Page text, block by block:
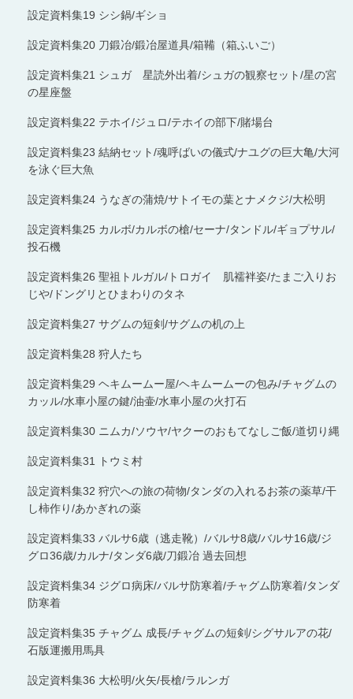
設定資料集19 シシ鍋/ギショ
設定資料集20 刀鍛冶/鍛冶屋道具/箱鞴（箱ふいご）
設定資料集21 シュガ 星読外出着/シュガの観察セット/星の宮
の星座盤
設定資料集22 テホイ/ジュロ/テホイの部下/賭場台
設定資料集23 結納セット/魂呼ばいの儀式/ナユグの巨大亀/大河
を泳ぐ巨大魚
設定資料集24 うなぎの蒲焼/サトイモの葉とナメクジ/大松明
設定資料集25 カルボ/カルボの槍/セーナ/タンドル/ギョプサル/
投石機
設定資料集26 聖祖トルガル/トロガイ 肌襦袢姿/たまご入りお
じや/ドングリとひまわりのタネ
設定資料集27 サグムの短剣/サグムの机の上
設定資料集28 狩人たち
設定資料集29 ヘキムームー屋/ヘキムームーの包み/チャグムの
カッル/水車小屋の鍵/油壷/水車小屋の火打石
設定資料集30 ニムカ/ソウヤ/ヤクーのおもてなしご飯/道切り縄
設定資料集31 トウミ村
設定資料集32 狩穴への旅の荷物/タンダの入れるお茶の薬草/干
し柿作り/あかぎれの薬
設定資料集33 バルサ6歳（逃走靴）/バルサ8歳/バルサ16歳/ジ
グロ36歳/カルナ/タンダ6歳/刀鍛冶 過去回想
設定資料集34 ジグロ病床/バルサ防寒着/チャグム防寒着/タンダ
防寒着
設定資料集35 チャグム 成長/チャグムの短剣/シグサルアの花/
石版運搬用馬具
設定資料集36 大松明/火矢/長槍/ラルンガ